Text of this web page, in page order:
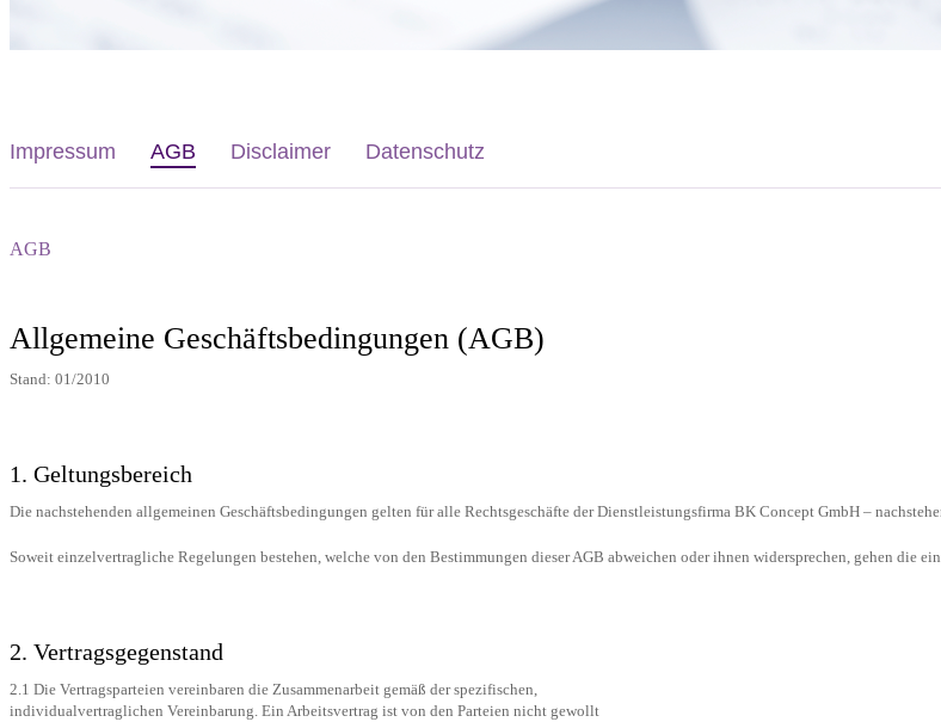
Impressum AGB Disclaimer Datenschutz
AGB
Allgemeine Geschäftsbedingungen (AGB)
Stand: 01/2010
1. Geltungsbereich
Die nachstehenden allgemeinen Geschäftsbedingungen gelten für alle Rechtsgeschäfte der Dienstleistungsfirma BK Concept GmbH –
Soweit einzelvertragliche Regelungen bestehen, welche von den Bestimmungen dieser AGB abweichen oder ihnen widersprechen, gehen die
2. Vertragsgegenstand
2.1 Die Vertragsparteien vereinbaren die Zusammenarbeit gemäß der spezifischen,
individualvertraglichen Vereinbarung. Ein Arbeitsvertrag ist von den Parteien nicht gewollt